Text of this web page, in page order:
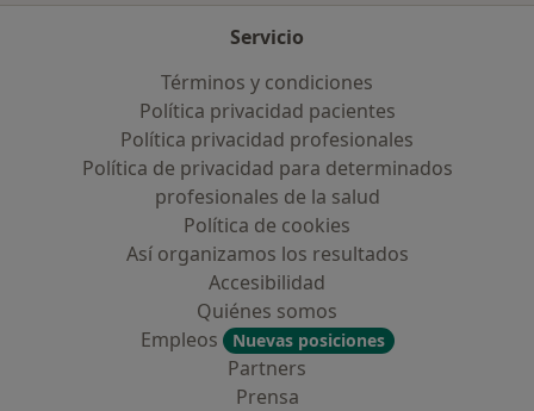
Servicio
Términos y condiciones
Política privacidad pacientes
Política privacidad profesionales
Política de privacidad para determinados
profesionales de la salud
Política de cookies
Así organizamos los resultados
Accesibilidad
Quiénes somos
Empleos
Nuevas posiciones
Partners
Prensa